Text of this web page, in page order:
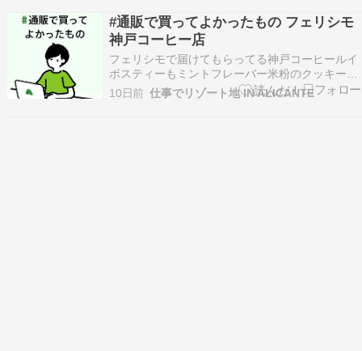
ミッドサイズセダンの主力モデルである「Cクラ
ス」のフル電動モデルに関する詳細な環境…
#通販で買ってよかったもの フェリシモ
神戸コーヒー店
フェリシモで届けてもらってる神戸コーヒールイ
ボスティーもミントフレーバー米粉のクッキー
BIOKURA ビオクラ 米粉クッキー 8種詰め合わせ
セット 食べ比べ グルテンフリー ヴィーガン クッ
10日前 仕事でリゾート地 IN ALICANTE